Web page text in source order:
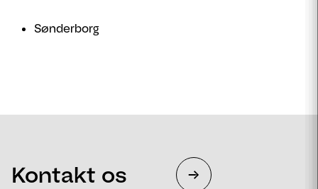
Sønderborg
Kontakt os